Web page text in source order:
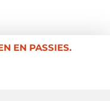
EN PASSIES.